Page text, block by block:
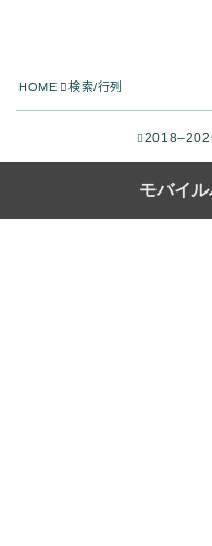
HOME 検索/行列
モバイ